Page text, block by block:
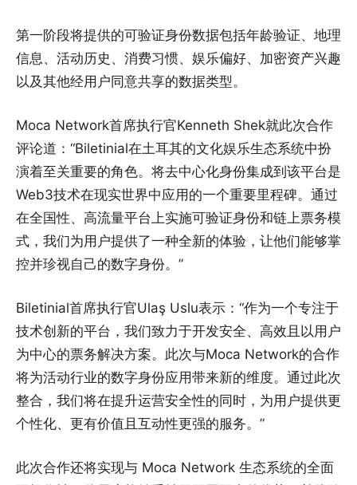
第一阶段将提供的可验证身份数据包括年龄验证、地理
信息、活动历史、消费习惯、娱乐偏好、加密资产兴趣
以及其他经用户同意共享的数据类型。
Moca Network首席执行官Kenneth Shek就此次合作
评论道：“Biletinial在土耳其的文化娱乐生态系统中扮
演着至关重要的角色。将去中心化身份集成到该平台是
Web3技术在现实世界中应用的一个重要里程碑。通过
在全国性、高流量平台上实施可验证身份和链上票务模
式，我们为用户提供了一种全新的体验，让他们能够掌
控并珍视自己的数字身份。”
Biletinial首席执行官Ulaş Uslu表示：“作为一个专注于
技术创新的平台，我们致力于开发安全、高效且以用户
为中心的票务解决方案。此次与Moca Network的合作
将为活动行业的数字身份应用带来新的维度。通过此次
整合，我们将在提升运营安全性的同时，为用户提供更
个性化、更有价值且互动性更强的服务。”
此次合作还将实现与 Moca Network 生态系统的全面